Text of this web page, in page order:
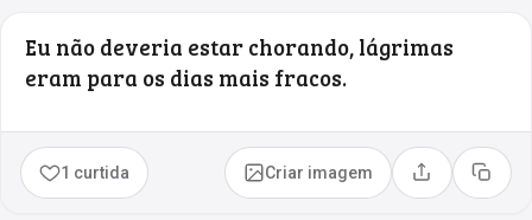
Eu não deveria estar chorando, lágrimas
eram para os dias mais fracos.
1 curtida Criar imagem Compartilhar
Copiar